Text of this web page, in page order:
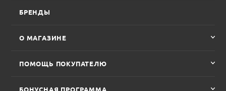
БРЕНДЫ
О МАГАЗИНЕ
ПОМОЩЬ ПОКУПАТЕЛЮ
БОНУСНАЯ ПРОГРАММА